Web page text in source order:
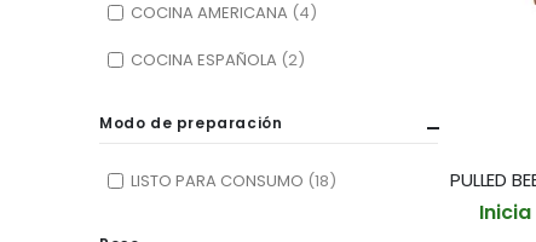
COCINA AMERICANA 4
COCINA ESPAÑOLA 2
Modo de preparación
LISTO PARA CONSUMO 18